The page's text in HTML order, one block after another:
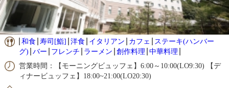
和食 寿司[鮨] 洋食 イタリアン カフェ
ステーキ(ハンバー
グ) バー フレンチ ラーメン 創作料理 中華料理
営業時間：【モーニングビュッフェ】6:00～10:00(LO9:30) 【デ
ィナービュッフェ】18:00~21:00(LO20:30)